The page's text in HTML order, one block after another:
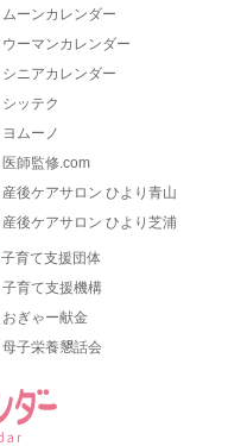
ムーンカレンダー
ウーマンカレンダー
シニアカレンダー
シッテク
ヨムーノ
医師監修.com
産後ケアサロン ひより青山
産後ケアサロン ひより芝浦
子育て支援団体
子育て支援機構
おぎゃー献金
母子栄養懇話会